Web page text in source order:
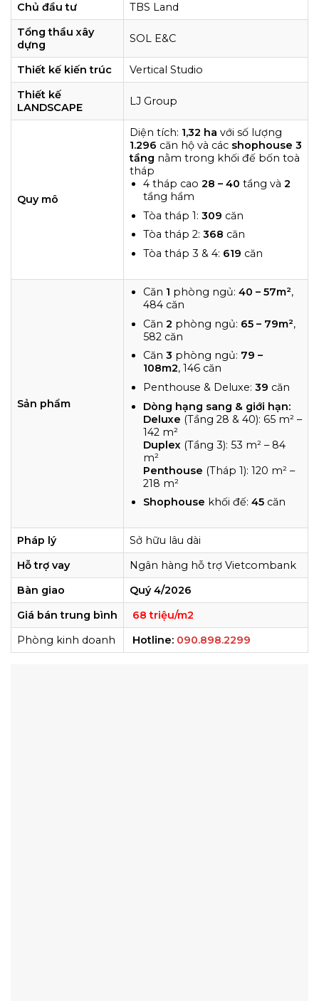
Chủ đầu tư
TBS Land
Tổng thầu xây
dựng
SOL E&C
Thiết kế kiến trúc
Vertical Studio
Thiết kế
LANDSCAPE
LJ Group
Quy mô
Diện tích: 1,32 ha với số lượng
1.296 căn hộ và các shophouse 3
tầng nằm trong khối đế bốn toà
tháp
4 tháp cao 28 – 40 tầng và 2
tầng hầm
Tòa tháp 1: 309 căn
Tòa tháp 2: 368 căn
Tòa tháp 3 & 4: 619 căn
Sản phẩm
Căn 1 phòng ngủ: 40 – 57m²,
484 căn
Căn 2 phòng ngủ: 65 – 79m²,
582 căn
Căn 3 phòng ngủ: 79 –
108m2, 146 căn
Penthouse & Deluxe: 39 căn
Dòng hạng sang & giới hạn:
Deluxe (Tầng 28 & 40): 65 m² –
142 m²
Duplex (Tầng 3): 53 m² – 84
m²
Penthouse (Tháp 1): 120 m² –
218 m²
Shophouse khối đế: 45căn
Pháp lý
Sở hữu lâu dài
Hỗ trợ vay
Ngân hàng hỗ trợ Vietcombank
Bàn giao
Quý 4/2026
Giá bán trung bình
68 triệu/m2
Phòng kinh doanh
Hotline: 090.898.2299